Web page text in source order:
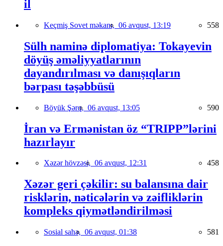
il
Keçmiş Sovet məkanı, 06 avqust, 13:19 558
Sülh naminə diplomatiya: Tokayevin
döyüş əməliyyatlarının
dayandırılması və danışıqların
bərpası təşəbbüsü
Böyük Şərq, 06 avqust, 13:05 590
İran və Ermənistan öz “TRIPP”lərini
hazırlayır
Xəzər hövzəsi, 06 avqust, 12:31 458
Xəzər geri çəkilir: su balansına dair
risklərin, nəticələrin və zəifliklərin
kompleks qiymətləndirilməsi
Sosial sahə, 06 avqust, 01:38 581